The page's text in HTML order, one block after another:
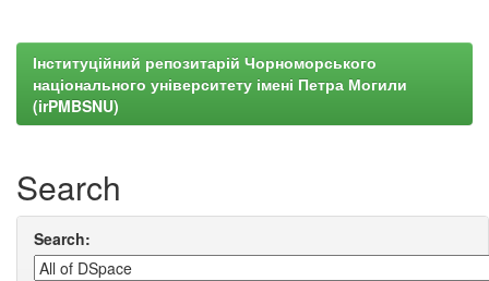
Інституційний репозитарій Чорноморського
національного університету імені Петра Могили
(irPMBSNU)
Search
Search: